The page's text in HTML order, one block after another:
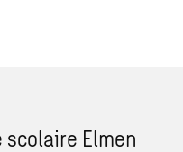
scolaire Elmen